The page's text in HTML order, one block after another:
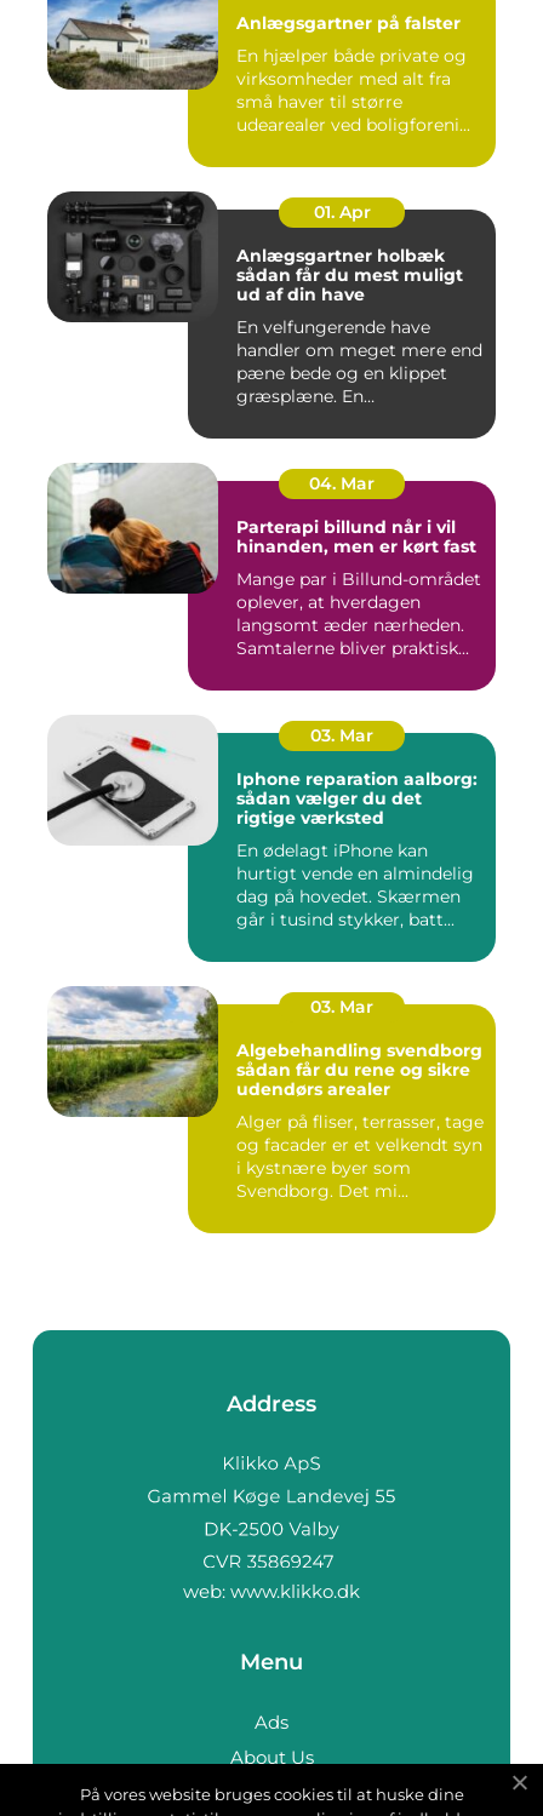
Anlægsgartner på falster
En hjælper både private og
virksomheder med alt fra
små haver til større
udearealer ved boligforeni...
01. Apr
Anlægsgartner holbæk
sådan får du mest muligt
ud af din have
En velfungerende have
handler om meget mere end
pæne bede og en klippet
græsplæne. En
04. Mar
Parterapi billund når i vil
hinanden, men er kørt fast
Mange par i Billund-området
oplever, at hverdagen
langsomt æder nærheden.
Samtalerne bliver praktisk...
03. Mar
Iphone reparation aalborg:
sådan vælger du det
rigtige værksted
En ødelagt iPhone kan
hurtigt vende en almindelig
dag på hovedet. Skærmen
går i tusind stykker, batt...
03. Mar
Algebehandling svendborg
sådan får du rene og sikre
udendørs arealer
Alger på fliser, terrasser, tage
og facader er et velkendt syn
i kystnære byer som
Svendborg. Det mi...
Address
web: www.klikko.dk
Menu
Ads
About Us
Cookies
På vores website bruges cookies til at huske dine